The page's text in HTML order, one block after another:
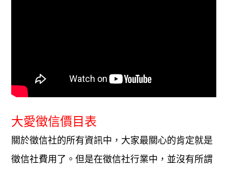
大愛徵信價目表
關於徵信社的所有資訊中，大家最關心的肯定就是
徵信社費用了。但是在徵信社行業中，並沒有所謂